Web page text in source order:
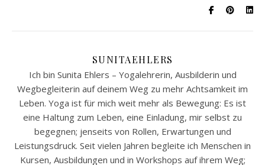
SUNITAEHLERS
Ich bin Sunita Ehlers – Yogalehrerin, Ausbilderin und
Wegbegleiterin auf deinem Weg zu mehr Achtsamkeit im
Leben. Yoga ist für mich weit mehr als Bewegung: Es ist
eine Haltung zum Leben, eine Einladung, mir selbst zu
begegnen; jenseits von Rollen, Erwartungen und
Leistungsdruck. Seit vielen Jahren begleite ich Menschen in
Kursen, Ausbildungen und in Workshops auf ihrem Weg;